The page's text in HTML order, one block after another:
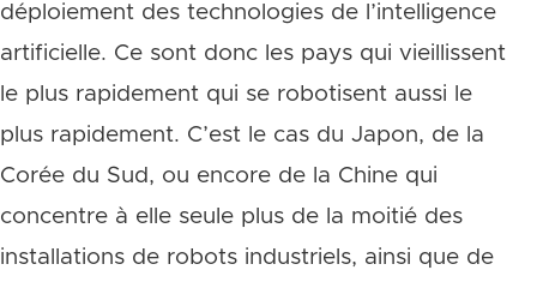
déploiement des technologies de l’intelligence
artificielle. Ce sont donc les pays qui vieillissent
le plus rapidement qui se robotisent aussi le
plus rapidement. C’est le cas du Japon, de la
Corée du Sud, ou encore de la Chine qui
concentre à elle seule plus de la moitié des
installations de robots industriels, ainsi que de